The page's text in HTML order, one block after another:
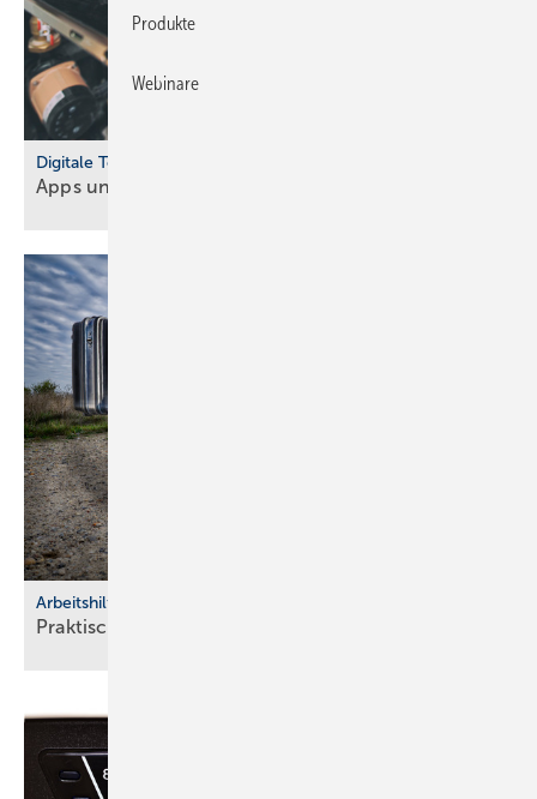
Digitale Tools
Apps und Soft­ware für Hand­werker und
Arbeitshilfen
Praktische Hilfs­mittel für
Produkte
Webinare